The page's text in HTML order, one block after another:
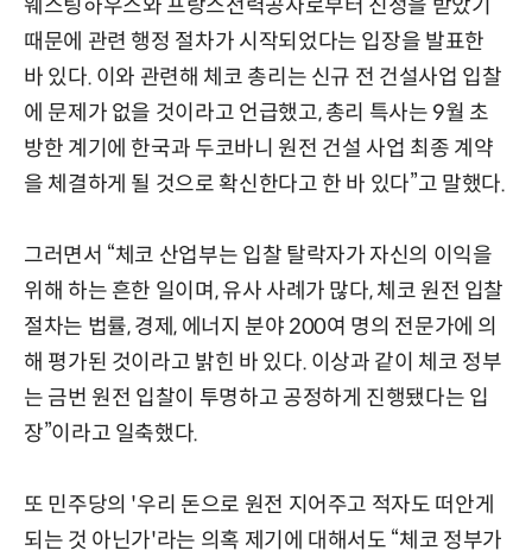
웨스팅하우스와 프랑스전력공사로부터 진정을 받았기
때문에 관련 행정 절차가 시작되었다는 입장을 발표한
바 있다. 이와 관련해 체코 총리는 신규 전 건설사업 입찰
에 문제가 없을 것이라고 언급했고, 총리 특사는 9월 초
방한 계기에 한국과 두코바니 원전 건설 사업 최종 계약
을 체결하게 될 것으로 확신한다고 한 바 있다”고 말했다.
그러면서 “체코 산업부는 입찰 탈락자가 자신의 이익을
위해 하는 흔한 일이며, 유사 사례가 많다, 체코 원전 입찰
절차는 법률, 경제, 에너지 분야 200여 명의 전문가에 의
해 평가된 것이라고 밝힌 바 있다. 이상과 같이 체코 정부
는 금번 원전 입찰이 투명하고 공정하게 진행됐다는 입
장”이라고 일축했다.
또 민주당의 '우리 돈으로 원전 지어주고 적자도 떠안게
되는 것 아닌가'라는 의혹 제기에 대해서도 “체코 정부가